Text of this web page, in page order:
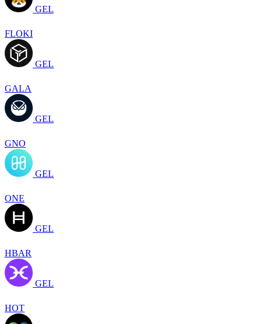
GEL
FLOKI
GEL
GALA
GEL
GNO
GEL
ONE
GEL
HBAR
GEL
HOT